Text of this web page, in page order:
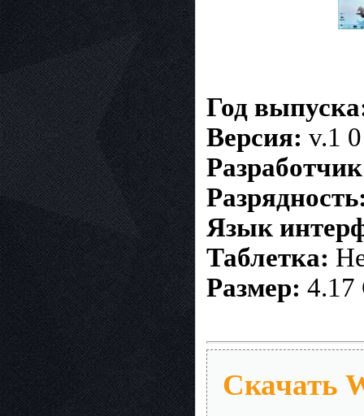
Год
Версия: v.1 0
Язык
Таблетка:
Размер: 4.17
Скачать